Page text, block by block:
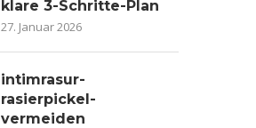
klare 3-Schritte-Plan
27. Januar 2026
intimrasur-
rasierpickel-
vermeiden